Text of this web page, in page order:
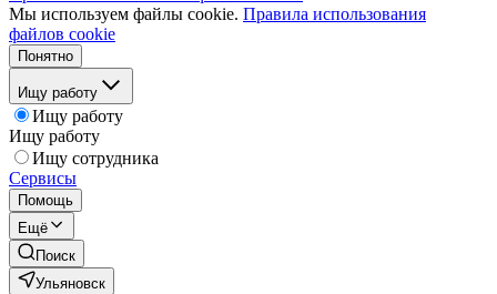
Мы используем файлы cookie. Правила использования
файлов cookie
Понятно
Ищу работу
Ищу работу
Ищу работу
Ищу сотрудника
Сервисы
Помощь
Ещё
Поиск
Ульяновск